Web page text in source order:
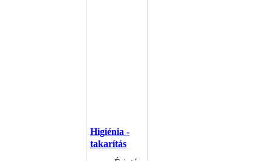
Higiénia -
takarítás